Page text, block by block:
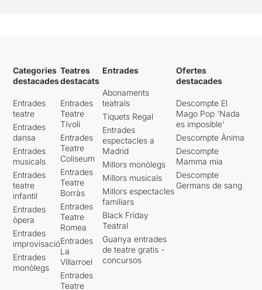
Categories
destacades
Entrades
teatre
Entrades
dansa
Entrades
musicals
Entrades
teatre
infantil
Entrades
òpera
Entrades
improvisació
Entrades
monòlegs
Teatres
destacats
Entrades
Teatre
Tívoli
Entrades
Teatre
Coliseum
Entrades
Teatre
Borràs
Entrades
Teatre
Romea
Entrades
La
Villarroel
Entrades
Teatre
Entrades
Abonaments
teatrals
Tiquets Regal
Entrades
espectacles a
Madrid
Millors monòlegs
Millors musicals
Millors espectacles
familiars
Black Friday
Teatral
Guanya entrades
de teatre gratis -
concursos
Ofertes
destacades
Descompte El
Mago Pop 'Nada
es imposible'
Descompte Ànima
Descompte
Mamma mia
Descompte
Germans de sang